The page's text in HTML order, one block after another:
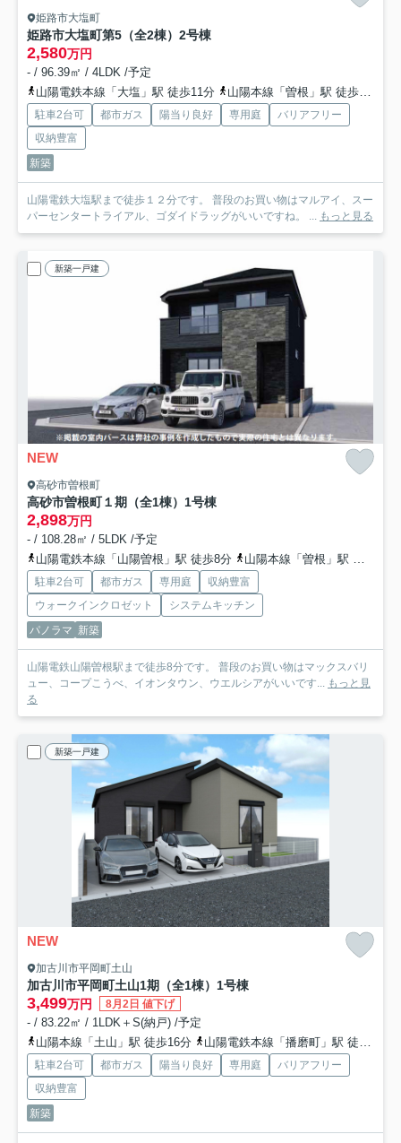
姫路市大塩町
姫路市大塩町第5（全2棟）2号棟
2,580万円
- / 96.39㎡ / 4LDK /予定
山陽電鉄本線「大塩」駅 徒歩11分
山陽本線「曽根」駅 徒歩34分
駐車2台可 都市ガス 陽当り良好 専用庭
バリアフリー
収納豊富
新築
山陽電鉄大塩駅まで徒歩１２分です。 普段のお買い物はマルアイ、スー
パーセンタートライアル、ゴダイドラッグがいいですね。 ... もっと見る
新築一戸建
NEW
高砂市曽根町
高砂市曽根町１期（全1棟）1号棟
2,898万円
- / 108.28㎡ / 5LDK /予定
山陽電鉄本線「山陽曽根」駅 徒歩8分
山陽本線「曽根」駅 徒歩39分
駐車2台可 都市ガス 専用庭
収納豊富
ウォークインクロゼット
システムキッチン
パノラマ 新築
山陽電鉄山陽曽根駅まで徒歩8分です。 普段のお買い物はマックスバリ
ュー、コープこうべ、イオンタウン、ウエルシアがいいです... もっと見
る
新築一戸建
NEW
加古川市平岡町土山
加古川市平岡町土山1期（全1棟）1号棟
3,499万円 8月2日 値下げ
- / 83.22㎡ / 1LDK＋S(納戸) /予定
山陽本線「土山」駅 徒歩16分
山陽電鉄本線「播磨町」駅 徒歩43分
駐車2台可 都市ガス 陽当り良好 専用庭
バリアフリー
収納豊富
新築